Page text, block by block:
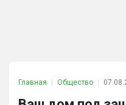
Главная Общество